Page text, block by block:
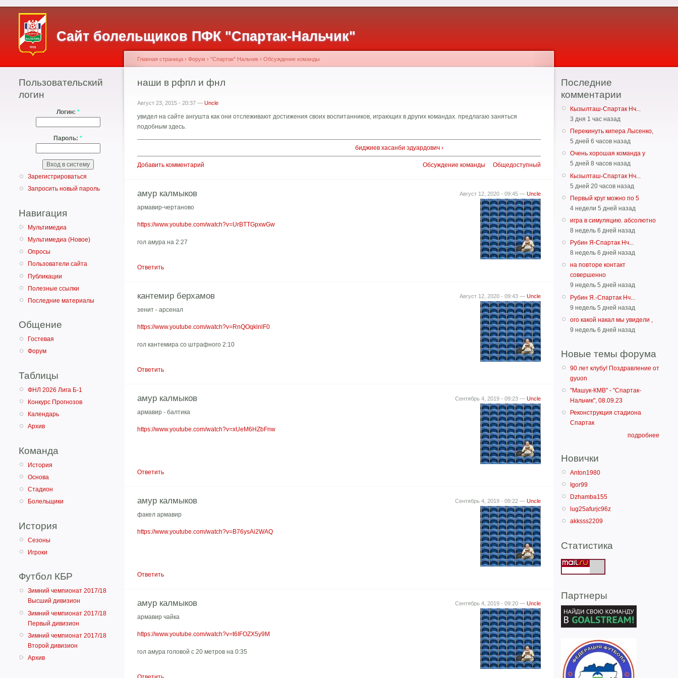
Сайт болельщиков ПФК "Спартак-Нальчик"
Пользовательский
логин
Логин: *
Пароль: *
Зарегистрироваться
Запросить новый пароль
Навигация
Мультимедиа
Мультимедиа (Новое)
Опросы
Пользователи сайта
Публикации
Полезные ссылки
Последние материалы
Общение
Гостевая
Форум
Таблицы
ФНЛ 2026 Лига Б-1
Конкурс Прогнозов
Календарь
Архив
Команда
История
Основа
Стадион
Болельщики
История
Сезоны
Игроки
Футбол КБР
Зимний чемпионат 2017/18
Высший дивизион
Зимний чемпионат 2017/18
Первый дивизион
Зимний чемпионат 2017/18
Второй дивизион
Архив
Главная страница › Форум › "Спартак" Нальчик › Обсуждение команды
наши в рфпл и фнл
Август 23, 2015 - 20:37 — Uncle
увидел на сайте ангушта как они отслеживают достижения своих воспитанников, играющих в других командах. предлагаю заняться
подобным здесь.
биджиев хасанби эдуардович ›
Обсуждение команды Общедоступный
Добавить комментарий
Август 12, 2020 - 09:45 — Uncle
амур калмыков
армавир-чертаново
https://www.youtube.com/watch?v=UrBTTGpxwGw
гол амура на 2:27
Ответить
Август 12, 2020 - 09:43 — Uncle
кантемир берхамов
зенит - арсенал
https://www.youtube.com/watch?v=RnQOqklnlF0
гол кантемира со штрафного 2:10
Ответить
Сентябрь 4, 2019 - 09:23 — Uncle
амур калмыков
армавир - балтика
https://www.youtube.com/watch?v=xUeM6HZbFnw
Ответить
Сентябрь 4, 2019 - 09:22 — Uncle
амур калмыков
факел армавир
https://www.youtube.com/watch?v=B76ysAi2WAQ
Ответить
Сентябрь 4, 2019 - 09:20 — Uncle
амур калмыков
армавир чайка
https://www.youtube.com/watch?v=t6IFOZX5y9M
гол амура головой с 20 метров на 0:35
Последние
комментарии
Кызылташ-Спартак Нч...
3 дня 1 час назад
Перекинуть кипера Лысенко,
5 дней 6 часов назад
Очень хорошая команда у
5 дней 8 часов назад
Кызылташ-Спартак Нч...
5 дней 20 часов назад
Первый круг можно по 5
4 недели 5 дней назад
игра в симуляцию. абсолютно
8 недель 6 дней назад
Рубин Я-Спартак Нч...
8 недель 6 дней назад
на повторе контакт
совершенно
9 недель 5 дней назад
Рубин Я.-Спартак Нч...
9 недель 5 дней назад
ого какой накал мы увидели ,
9 недель 6 дней назад
Новые темы форума
90 лет клубу! Поздравление от
gyuon
"Машук-КМВ" - "Спартак-
Нальчик", 08.09.23
Реконструкция стадиона
Спартак
подробнее
Новички
Anton1980
Igor99
Dzhamba155
lug25afurjc96z
akksss2209
Статистика
Партнеры